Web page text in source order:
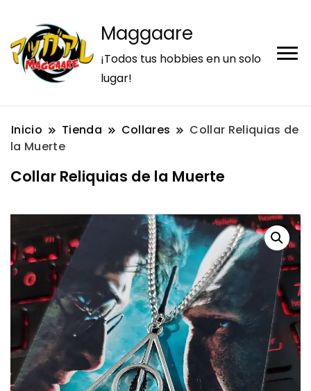
Maggaare
¡Todos tus hobbies en un solo
lugar!
Inicio Tienda Collares
Collar Reliquias de
la Muerte
Collar Reliquias de la Muerte